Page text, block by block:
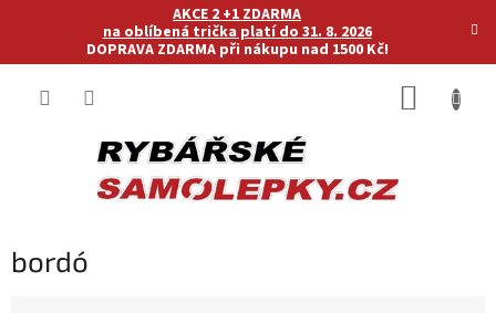
AKCE 2 +1 ZDARMA
na oblíbená trička platí do 31. 8. 2026
DOPRAVA ZDARMA při nákupu nad 1500 Kč!
bordó